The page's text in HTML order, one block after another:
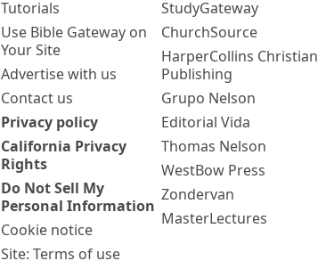
Tutorials
Use Bible Gateway on
Your Site
Advertise with us
Contact us
Privacy policy
California Privacy
Rights
Do Not Sell My
Personal Information
Cookie notice
Site: Terms of use
StudyGateway
ChurchSource
HarperCollins Christian
Publishing
Grupo Nelson
Editorial Vida
Thomas Nelson
WestBow Press
Zondervan
MasterLectures